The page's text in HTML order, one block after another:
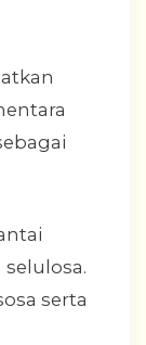
serta